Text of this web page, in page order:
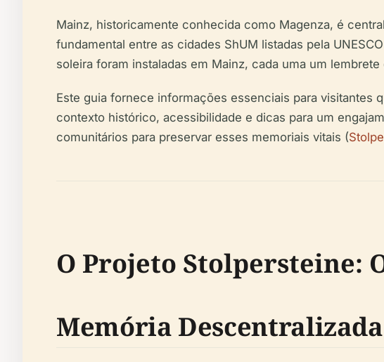
Mainz, historicamente conhecida como Magenza, é
fundamental entre as cidades ShUM listadas pela
soleira foram instaladas em Mainz, cada uma um
Este guia fornece informações essenciais para visitantes
contexto histórico, acessibilidade e dicas para um
comunitários para preservar esses memoriais vitais (
O Projeto Stolpersteine:
Memória Descentralizada